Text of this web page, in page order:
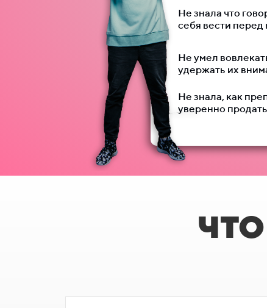
Не умел
удержать их
Не знала что
себя вести перед
Не знала, как
уверенно